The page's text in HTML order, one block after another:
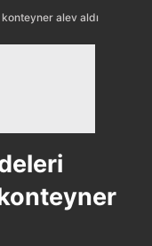
alev aldı